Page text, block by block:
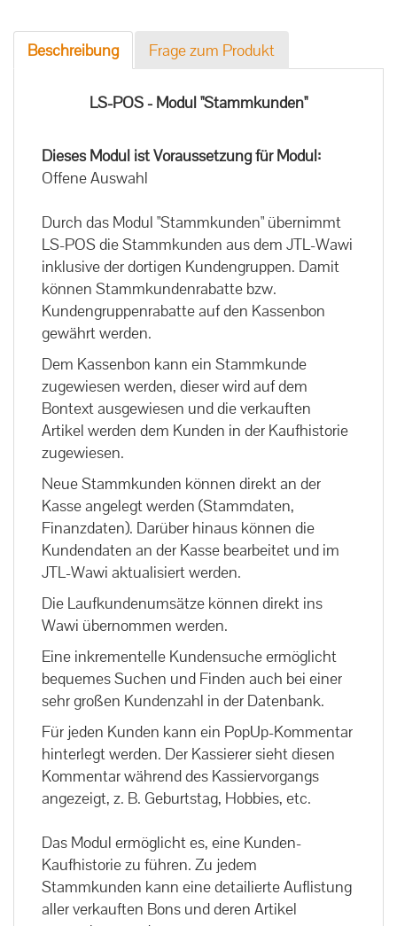
Beschreibung Frage zum Produkt
LS-POS - Modul "Stammkunden"
Dieses Modul ist Voraussetzung für Modul:
Offene Auswahl
Durch das Modul "Stammkunden" übernimmt
LS-POS die Stammkunden aus dem JTL-Wawi
inklusive der dortigen Kundengruppen. Damit
können Stammkundenrabatte bzw.
Kundengruppenrabatte auf den Kassenbon
gewährt werden.
Dem Kassenbon kann ein Stammkunde
zugewiesen werden, dieser wird auf dem
Bontext ausgewiesen und die verkauften
Artikel werden dem Kunden in der Kaufhistorie
zugewiesen.
Neue Stammkunden können direkt an der
Kasse angelegt werden (Stammdaten,
Finanzdaten). Darüber hinaus können die
Kundendaten an der Kasse bearbeitet und im
JTL-Wawi aktualisiert werden.
Die Laufkundenumsätze können direkt ins
Wawi übernommen werden.
Eine inkrementelle Kundensuche ermöglicht
bequemes Suchen und Finden auch bei einer
sehr großen Kundenzahl in der Datenbank.
Für jeden Kunden kann ein PopUp-Kommentar
hinterlegt werden. Der Kassierer sieht diesen
Kommentar während des Kassiervorgangs
angezeigt, z. B. Geburtstag, Hobbies, etc.
Das Modul ermöglicht es, eine Kunden-
Kaufhistorie zu führen. Zu jedem
Stammkunden kann eine detailierte Auflistung
aller verkauften Bons und deren Artikel